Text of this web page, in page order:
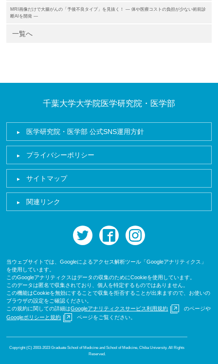
MRI画像だけで大腸がんの「予後不良タイプ」を見抜く！ ― 体や医療コストの負担が少ない術前診
断AIを開発 ―
一覧へ
千葉大学大学院医学研究院・医学部
医学研究院・医学部 公式SNS運用方針
プライバシーポリシー
サイトマップ
関連リンク
twitter facebook
当ウェブサイトでは、Googleによるアクセス解析ツール「Googleアナリティクス」
を使用しています。
このGoogleアナリティクスはデータの収集のためにCookieを使用しています。
このデータは匿名で収集されており、個人を特定するものではありません。
この機能はCookieを無効にすることで収集を拒否することが出来ますので、お使いの
ブラウザの設定をご確認ください。
この規約に関しての詳細はGoogleアナリティクスサービス利用規約
のページや
Googleポリシーと規約
ページをご覧ください。
Copyright (C) 2003-2023 Graduate School of Medicine and School of Medicine, Chiba University. All Rights
Reserved.